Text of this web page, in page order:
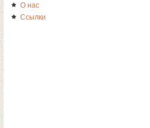
О нас
Ссылки